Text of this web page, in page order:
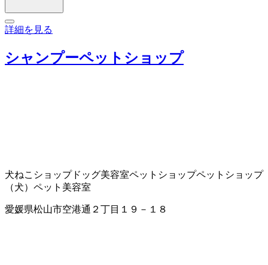
詳細を見る
シャンプーペットショップ
犬ねこショップドッグ美容室ペットショップペットショップ
（犬） ペット美容室
愛媛県松山市空港通２丁目１９－１８